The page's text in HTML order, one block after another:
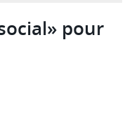
pour